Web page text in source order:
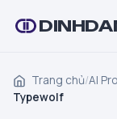
Trang chủ/AI
Typewolf